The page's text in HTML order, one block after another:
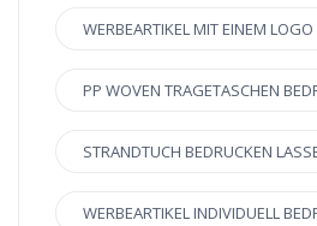
WERBEARTIKEL MIT EINEM
PP WOVEN TRAGETASCHEN
STRANDTUCH BEDRUCKEN
WERBEARTIKEL INDIVIDUELL